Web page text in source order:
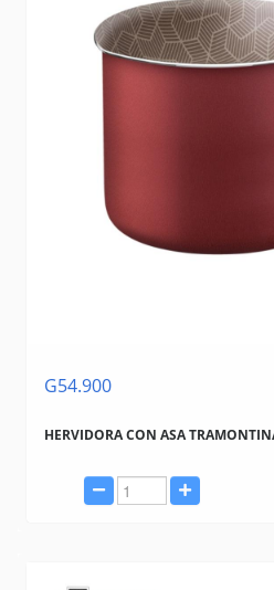
G54.900
HERVIDORA CON ASA